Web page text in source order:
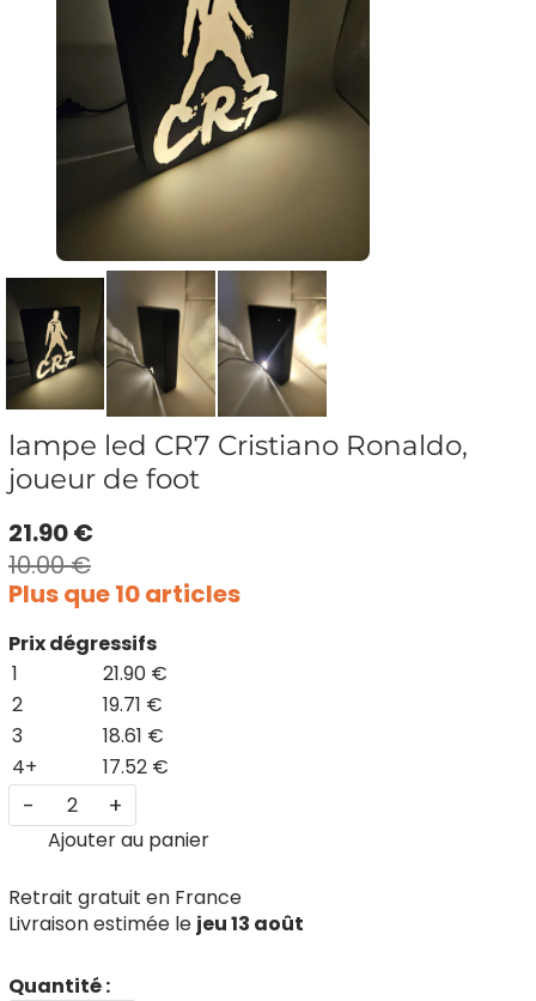
lampe led CR7 Cristiano Ronaldo,
joueur de foot
21.90 €
10.00 €
Plus que 10 articles
Prix dégressifs
1
21.90 €
2
19.71 €
3
18.61 €
4+
17.52 €
- +
Ajouter au panier
Retrait gratuit en France
Livraison estimée le jeu 13 août
Quantité :